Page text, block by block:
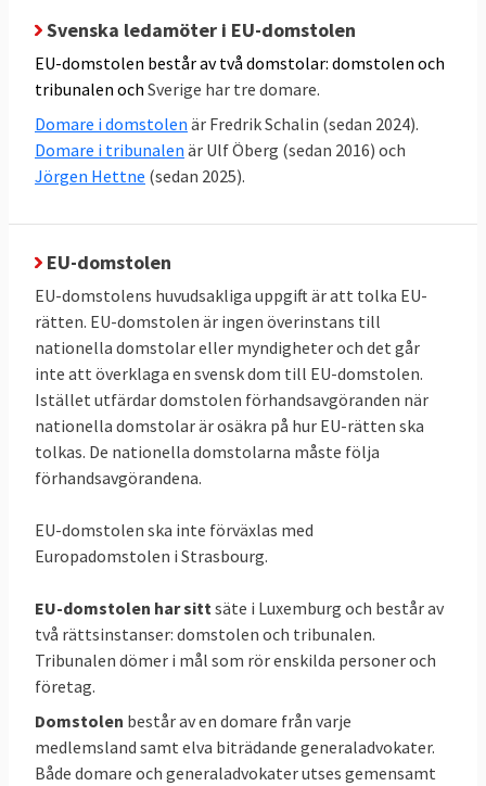
fastslå graden av ekonomisk skada för EU
efter bristfällig svensk kontroll av
jordbruksstöd i 2011-2012 var felaktig och
för hög. Det fanns mer exakta
beräkningssätt
11 maj 2017
Sverige förlorade
kommissionen hade rätt att vägra lämna ut
viss handling - att Sverige ej konkret kunnat
16 december 2015Sverige vann Om
skyldighet för EU-kommissionen att ange
vetenskapliga kriterier för att fastställa
hormonstörande egenskaper
21 juli 2011Sverige vannÖverklagan för
att upphäva EU-kommissionens beslut och
Tribunalens dom att inte lämna ut handling
som allmänt antas skada vissa intressen och
tjänstemän
21 september 2010Sverige förlorade
Överklagan för att upphäva EU-
kommissionens beslut och Tribunalens dom
att inte lämna ut viss inlaga som lämnats in
inför domstolsförhandling innan
Svenska ledamöter i EU-domstolen
EU-domstolen består av två domstolar: domstolen och
tribunalen och Sverige har tre domare.
Domare i domstolen är Fredrik Schalin (sedan 2024).
Domare i tribunalen är Ulf Öberg (sedan 2016) och
Jörgen Hettne (sedan 2025).
EU-domstolen
EU-domstolens huvudsakliga uppgift är att tolka EU-
rätten. EU-domstolen är ingen överinstans till
nationella domstolar eller myndigheter och det går
inte att överklaga en svensk dom till EU-domstolen.
Istället utfärdar domstolen förhandsavgöranden när
nationella domstolar är osäkra på hur EU-rätten ska
tolkas. De nationella domstolarna måste följa
förhandsavgörandena.
EU-domstolen ska inte förväxlas med
Europadomstolen i Strasbourg.
EU-domstolen har sitt säte i Luxemburg och består av
två rättsinstanser: domstolen och tribunalen.
Tribunalen dömer i mål som rör enskilda personer och
företag.
Domstolen består av en domare från varje
medlemsland samt elva biträdande generaladvokater.
Både domare och generaladvokater utses gemensamt